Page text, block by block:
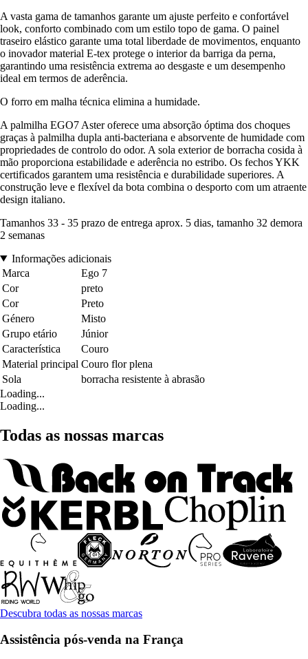
A vasta gama de tamanhos garante um ajuste perfeito e confortável
look, conforto combinado com um estilo topo de gama. O painel
traseiro elástico garante uma total liberdade de movimentos, enquanto
o inovador material E-tex protege o interior da barriga da perna,
garantindo uma resistência extrema ao desgaste e um desempenho
ideal em termos de aderência.
O forro em malha técnica elimina a humidade.
A palmilha EGO7 Aster oferece uma absorção óptima dos choques
graças à palmilha dupla anti-bacteriana e absorvente de humidade com
propriedades de controlo do odor. A sola exterior de borracha cosida à
mão proporciona estabilidade e aderência no estribo. Os fechos YKK
certificados garantem uma resistência e durabilidade superiores. A
construção leve e flexível da bota combina o desporto com um atraente
design italiano.
Tamanhos 33 - 35 prazo de entrega aprox. 5 dias, tamanho 32 demora
2 semanas
Informações adicionais
Marca
Ego 7
Cor
preto
Cor
Preto
Género
Misto
Grupo etário
Júnior
Característica
Couro
Material principal Couro flor plena
Sola
borracha resistente à abrasão
Loading...
Loading...
Todas as nossas marcas
Descubra todas as nossas marcas
Assistência pós-venda na França